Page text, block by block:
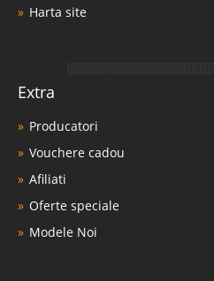
Harta site
Extra
Producatori
Vouchere cadou
Afiliati
Oferte speciale
Modele Noi